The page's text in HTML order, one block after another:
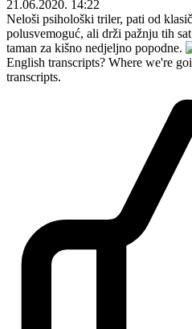
21.06.2020. 14:22
Neloši psihološki triler, pati od
polusvemoguć, ali drži pažnju tih
taman za kišno nedjeljno popodne.
English transcripts? Where we're
transcripts.